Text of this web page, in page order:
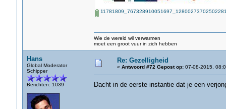
Wie de wereld wil verwarmen
moet een groot vuur in zich hebben
Hans
Global Moderator
Schipper
Berichten: 1039
Re: Gezelligheid
« Antwoord #72 Gepost op:07-08-2015,
Dacht in de eerste instantie dat je een